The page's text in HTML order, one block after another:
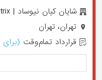
شایان کیان نیوساد | Netrix
تهران، تهران
قرارداد تمام‌وقت